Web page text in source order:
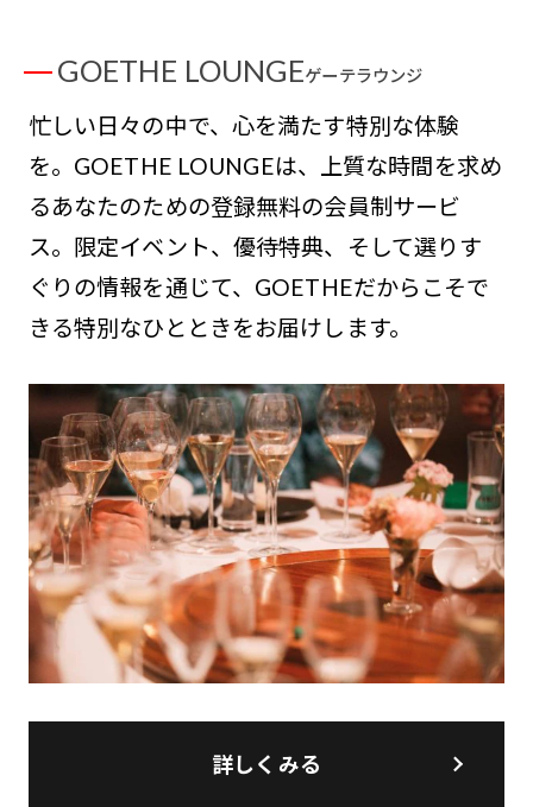
GOETHE LOUNGEゲーテラウンジ
忙しい日々の中で、心を満たす特別な体験
を。GOETHE LOUNGEは、上質な時間を求め
るあなたのための登録無料の会員制サービ
ス。限定イベント、優待特典、そして選りす
ぐりの情報を通じて、GOETHEだからこそで
きる特別なひとときをお届けします。
詳しくみる